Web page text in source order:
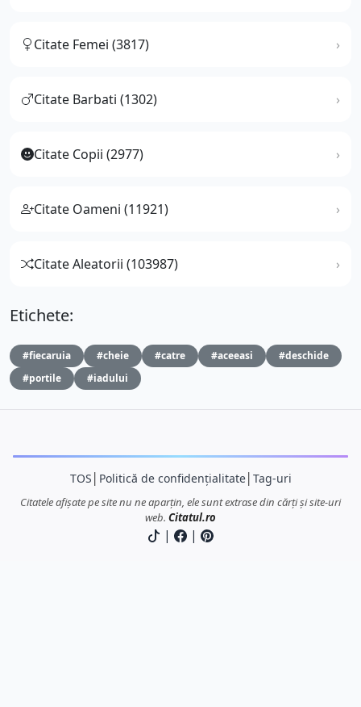
Citate Femei (3817)
Citate Barbati (1302)
Citate Copii (2977)
Citate Oameni (11921)
Citate Aleatorii (103987)
Etichete:
#fiecaruia #cheie #catre #aceeasi
#deschide
#portile
#iadului
TOS Politică de confidențialitate│ Tag-uri
Citatele afișate pe site nu ne aparțin, ele sunt extrase din cărți și site-uri
web. Citatul.ro
| |